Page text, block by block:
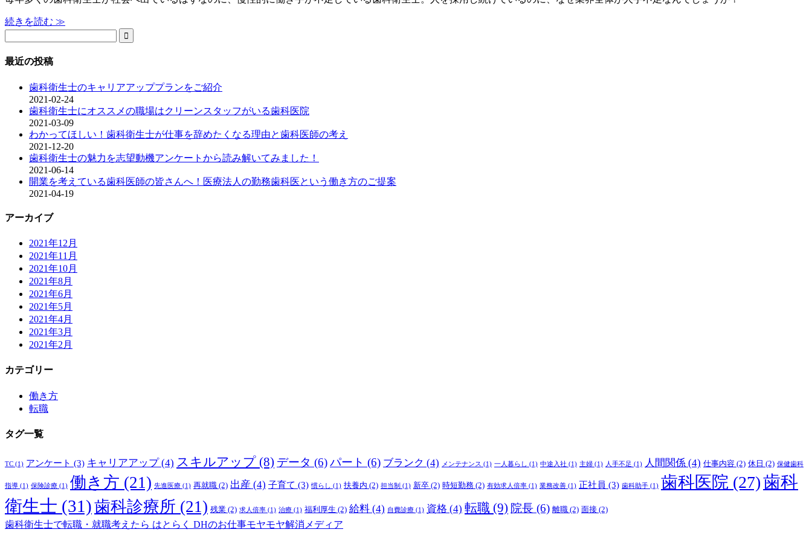
続きを読む ≫

最近の投稿
歯科衛生士のキャリアアッププランをご紹介
2021-02-24
歯科衛生士にオススメの職場はクリーンスタッフがいる歯科医院
2021-03-09
わかってほしい！歯科衛生士が仕事を辞めたくなる理由と歯科医師の考え
2021-12-20
歯科衛生士の魅力を志望動機アンケートから読み解いてみました！
2021-06-14
開業を考えている歯科医師の皆さんへ！医療法人の勤務歯科医という働き方のご提案
2021-04-19
アーカイブ
2021年12月
2021年11月
2021年10月
2021年8月
2021年6月
2021年5月
2021年4月
2021年3月
2021年2月
カテゴリー
働き方
転職
タグ一覧
TC (1) アンケート (3) キャリアアップ(4) スキルアップ (8) データ (6)パート (6) ブランク (4) メンテナンス (1) 一人暮らし (1) 中途入社 (1) 主婦 (1) 人手不足 (1) 人間関係 (4) 仕事内容 (2) 休日 (2) 保健歯科
指導 (1) 保険診療 (1) 働き方 (21) 先進医療 (1) 再就職 (2) 出産 (4) 子育て (3) 慣らし (1) 扶養内 (2) 担当制 (1) 新卒 (2) 時短勤務 (2) 有効求人倍率 (1) 業務改善 (1) 正社員 (3) 歯科助手 (1) 歯科医院 (27)歯科
衛生士 (31)歯科診療所 (21) 残業 (2) 求人倍率 (1) 治療 (1) 福利厚生 (2) 給料 (4) 自費診療 (1) 資格 (4) 転職 (9) 院長 (6) 離職 (2) 面接 (2)
歯科衛生士で転職・就職考えたら はとらく DHのお仕事モヤモヤ解消メディア